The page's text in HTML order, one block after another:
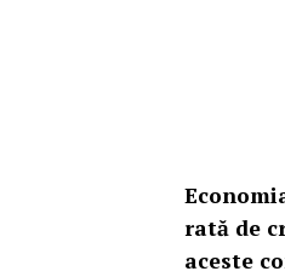
rată de
aceste